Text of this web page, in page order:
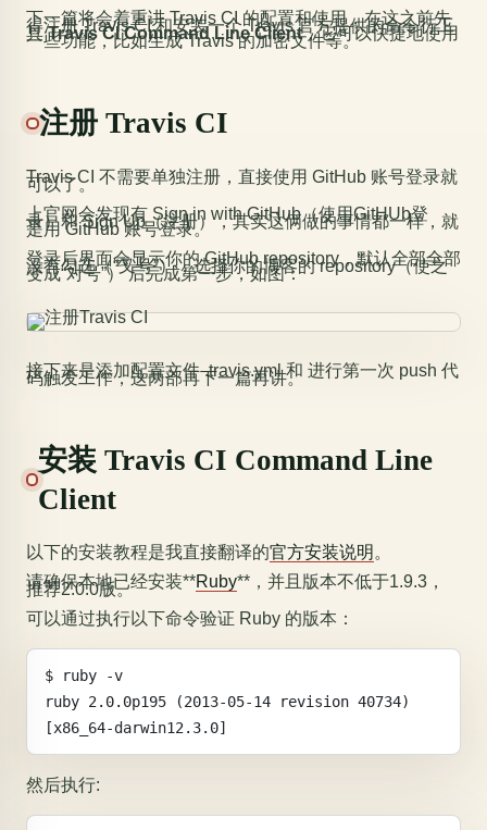
下一篇将会着重讲 Travis CI 的配置和使用，在这之前先
得注册 Travis CI 和安装一个 Travis 官方提供的命令行工
具Travis CI Command Line Client，它可以快捷地使用
一些功能，比如生成 Travis 的加密文件等。
注册 Travis CI
Travis CI 不需要单独注册，直接使用 GitHub 账号登录就
可以了。
上官网会发现有 Sign in with GitHub（使用GitHUb登
录）和 Sign Up（注册），其实这俩做的事情都一样，就
是用 GitHub 账号登录。
登录后界面会显示你的 GitHub repository，默认全部全部
没有勾选（“叉号”），选择你的博客的 repository（使之
变成“对号”） 后完成第一步，如图：
接下来是添加配置文件 .travis.yml 和 进行第一次 push 代
码触发工作，这两部再下一篇再讲。
安装 Travis CI Command Line
Client
以下的安装教程是我直接翻译的官方安装说明 。
请确保本地已经安装**Ruby**，并且版本不低于1.9.3，
推荐2.0.0版。
可以通过执行以下命令验证 Ruby 的版本：
$ ruby -v
ruby 2.0.0p195 (2013-05-14 revision 40734)
[x86_64-darwin12.3.0]
然后执行: